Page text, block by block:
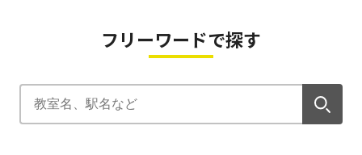
フリーワードで探す